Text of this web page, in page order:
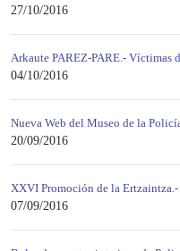
27/10/2016
Arkaute PAREZ-PARE.- Víctimas
04/10/2016
Nueva Web del Museo de la
20/09/2016
XXVI Promoción de la
07/09/2016